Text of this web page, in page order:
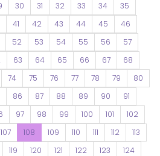
30 31 32 33 34
35
41 42 43 44 45
46
52 53 54 55 56
57
63 64 65 66 67
68
74 75 76 77 78 79
80
86 87 88 89 90
91
97 98 99 100 101
102
107 108 109 110 111 112
113
119 120 121 122 123
124